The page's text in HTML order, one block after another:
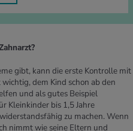
gibt, kann die erste Kontrolle mit
dem Kind schon ab den
und als gutes Beispiel
Kleinkinder bis 1,5 Jahre
zu machen. Wenn
nimmt wie seine Eltern und